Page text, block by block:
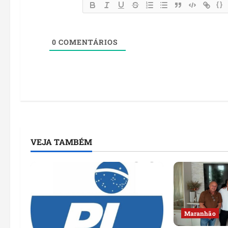
{}
0 COMENTÁRIOS
VEJA TAMBÉM
Maranhão